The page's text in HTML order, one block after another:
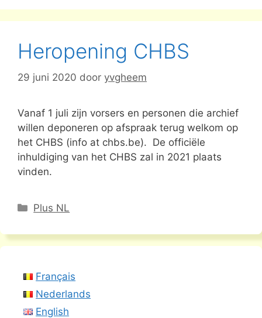
Heropening CHBS
29 juni 2020 door yvgheem
Vanaf 1 juli zijn vorsers en personen die archief
willen deponeren op afspraak terug welkom op
het CHBS (info at chbs.be). De officiële
inhuldiging van het CHBS zal in 2021 plaats
vinden.
Categorieën
Plus NL
Français
Nederlands
English